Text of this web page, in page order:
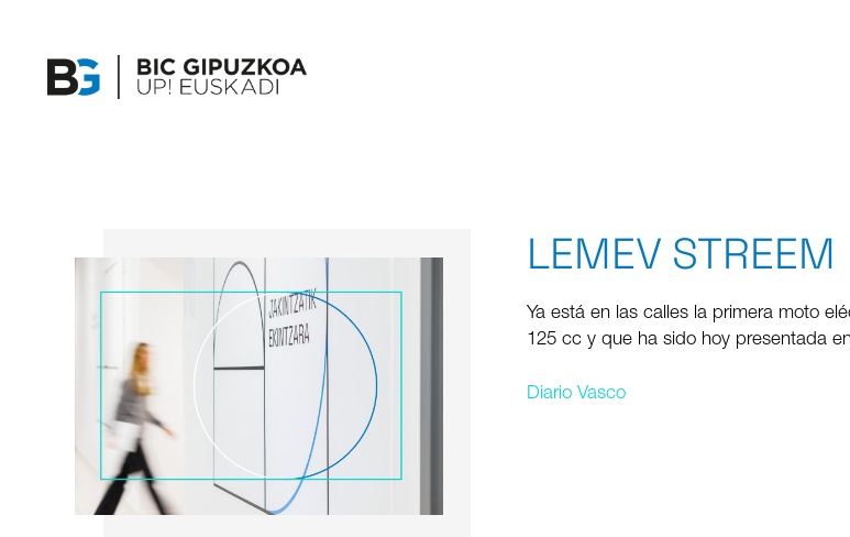
LEMEV STREEM
Ya está en las calles la primera moto
125 cc y que ha sido hoy presentada
Diario Vasco